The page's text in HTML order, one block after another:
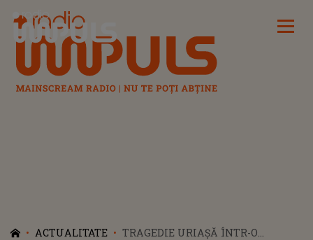
Radio Impuls
ACTUALITATE
TRAGEDIE URIAȘĂ ÎNTR-O